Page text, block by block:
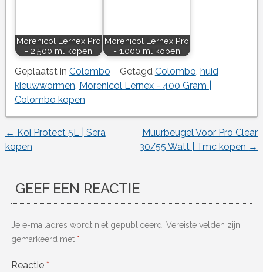
Morenicol Lernex Pro
- 2.500 ml kopen
Morenicol Lernex Pro
- 1.000 ml kopen
Geplaatst in Colombo Getagd Colombo, huid
kieuwwormen, Morenicol Lernex - 400 Gram |
Colombo kopen
Berichtnavigatie
← Koi Protect 5L | Sera
kopen
Muurbeugel Voor Pro Clear
30/55 Watt | Tmc kopen →
GEEF EEN REACTIE
Je e-mailadres wordt niet gepubliceerd. Vereiste velden zijn
gemarkeerd met *
Reactie *